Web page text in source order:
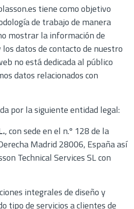
tiene como objetivo
de trabajo de manera
mostrar la información de
datos de contacto de nuestro
no está dedicada al público
datos relacionados con
por la siguiente entidad legal:
, con sede en el n.º 128 de la
Madrid 28006, España así
Technical Services SL con
integrales de diseño y
tipo de servicios a clientes de